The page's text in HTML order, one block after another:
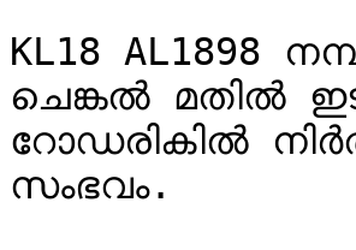
KL18 AL1898
ചെങ്കൽ മതിൽ
റോഡരികിൽ
സംഭവം.